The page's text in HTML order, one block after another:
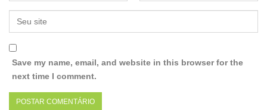
Save my name, email, and website in this browser for the
next time I comment.